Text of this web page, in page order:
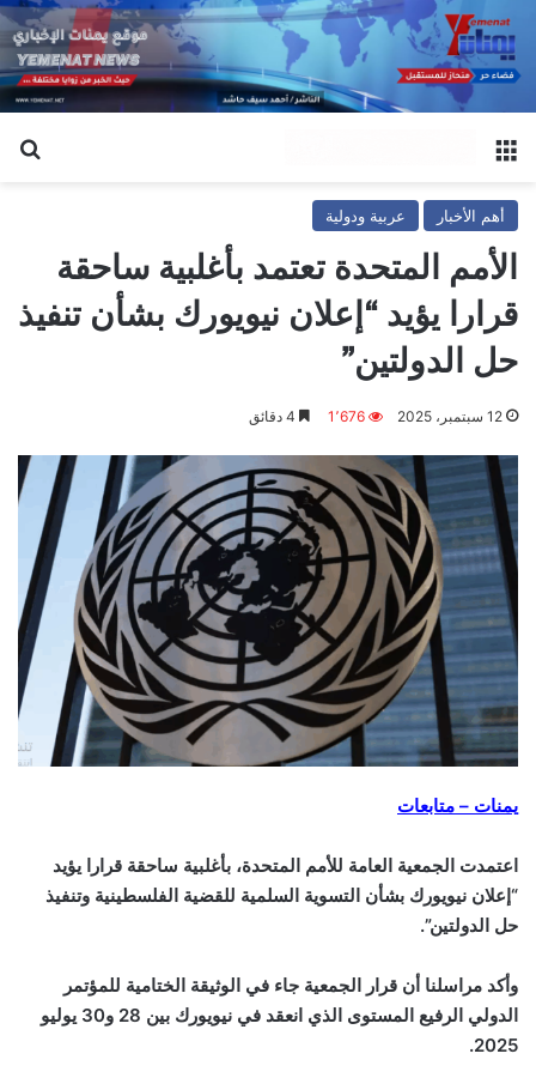
أهم الأخبار عربية ودولية
الأمم المتحدة تعتمد بأغلبية ساحقة
قرارا يؤيد “إعلان نيويورك بشأن تنفيذ
حل الدولتين”
12 سبتمبر، 2025 1٬676
يمنات – متابعات
اعتمدت الجمعية العامة للأمم المتحدة، بأغلبية ساحقة قرارا يؤيد
“إعلان نيويورك بشأن التسوية السلمية للقضية الفلسطينية وتنفيذ
حل الدولتين”.
وأكد مراسلنا أن قرار الجمعية جاء في الوثيقة الختامية للمؤتمر
الدولي الرفيع المستوى الذي انعقد في نيويورك بين 28 و30 يوليو
2025.